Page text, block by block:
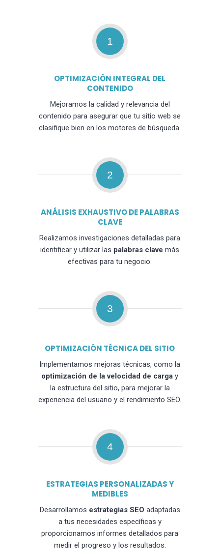
1
OPTIMIZACIÓN INTEGRAL DEL
CONTENIDO
Mejoramos la calidad y relevancia del
contenido para asegurar que tu sitio web se
clasifique bien en los motores de búsqueda.
2
ANÁLISIS EXHAUSTIVO DE PALABRAS
CLAVE
Realizamos investigaciones detalladas para
identificar y utilizar las palabras clave más
efectivas para tu negocio.
3
OPTIMIZACIÓN TÉCNICA DEL SITIO
Implementamos mejoras técnicas, como la
optimización de la velocidad de carga y
la estructura del sitio, para mejorar la
experiencia del usuario y el rendimiento SEO.
4
ESTRATEGIAS PERSONALIZADAS Y
MEDIBLES
Desarrollamos estrategias SEO adaptadas
a tus necesidades específicas y
proporcionamos informes detallados para
medir el progreso y los resultados.